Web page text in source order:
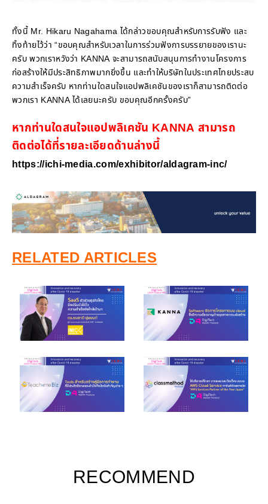
ทั้งนี้ Mr. Hikaru Nagahama ได้กล่าวขอบคุณสำหรับการรับฟัง และ
ทิ้งท้ายไว้ว่า “ขอบคุณสำหรับเวลาในการร่วมฟังการบรรยายของเรานะ
ครับ พวกเราหวังว่า KANNA จะสามารถสนับสนุนการทำงานโครงการ
ก่อสร้างให้มีประสิทธิภาพมากยิ่งขึ้น และทำให้บริษัทในประเทศไทยประสบ
ความสำเร็จครับ หากท่านใดสนใจแอปพลิเคชันของเราก็สามารถติดต่อ
พวกเรา KANNA ได้เลยนะครับ ขอบคุณอีกครั้งครับ”
หากท่านใดสนใจแอปพลิเคชัน KANNA สามารถ
ติดต่อได้ที่รายละเอียดด้านล่างนี้
https://ichi-media.com/exhibitor/aldagram-inc/
RELATED ARTICLES
RECOMMEND